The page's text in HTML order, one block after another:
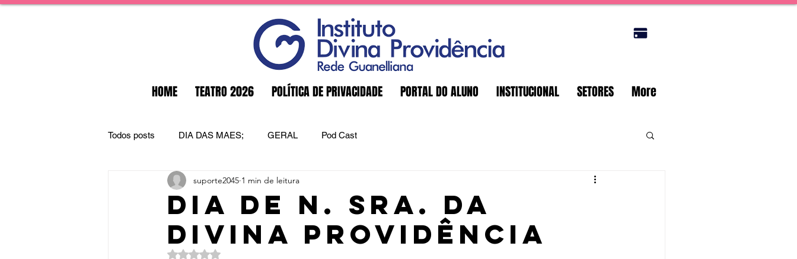
HOME TEATRO 2026 POLÍTICA DE PRIVACIDADE PORTAL DO ALUNO INSTITUCIONAL SETORES More
Todos posts DIA DAS MAES; GERAL Pod Cast
Dia de N. Sra. da
Divina Providência
suporte2045 1 min de leitura
Avaliado com NaN de 5 estrelas.